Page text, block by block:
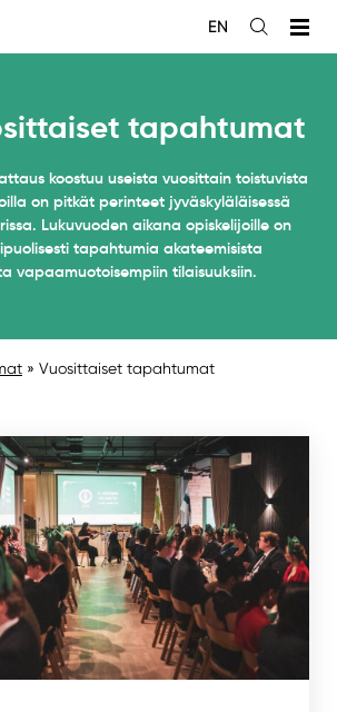
Avaa
EN
» Vuosittaiset tapahtumat
tapahtumat
koostuu useista vuosittain toistuvista
on pitkät perinteet jyväskyläläisessä
Lukuvuoden aikana opiskelijoille on
tapahtumia akateemisista
vapaamuotoisempiin tilaisuuksiin.